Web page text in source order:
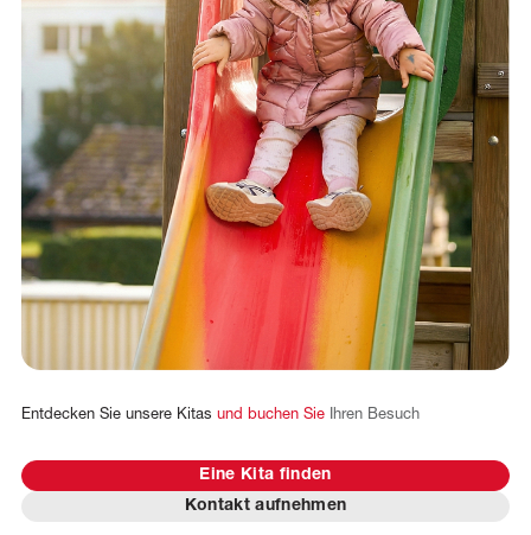
Entdecken Sie unsere Kitas und buchen Sie Ihren Besuch
Eine Kita finden
Kontakt aufnehmen